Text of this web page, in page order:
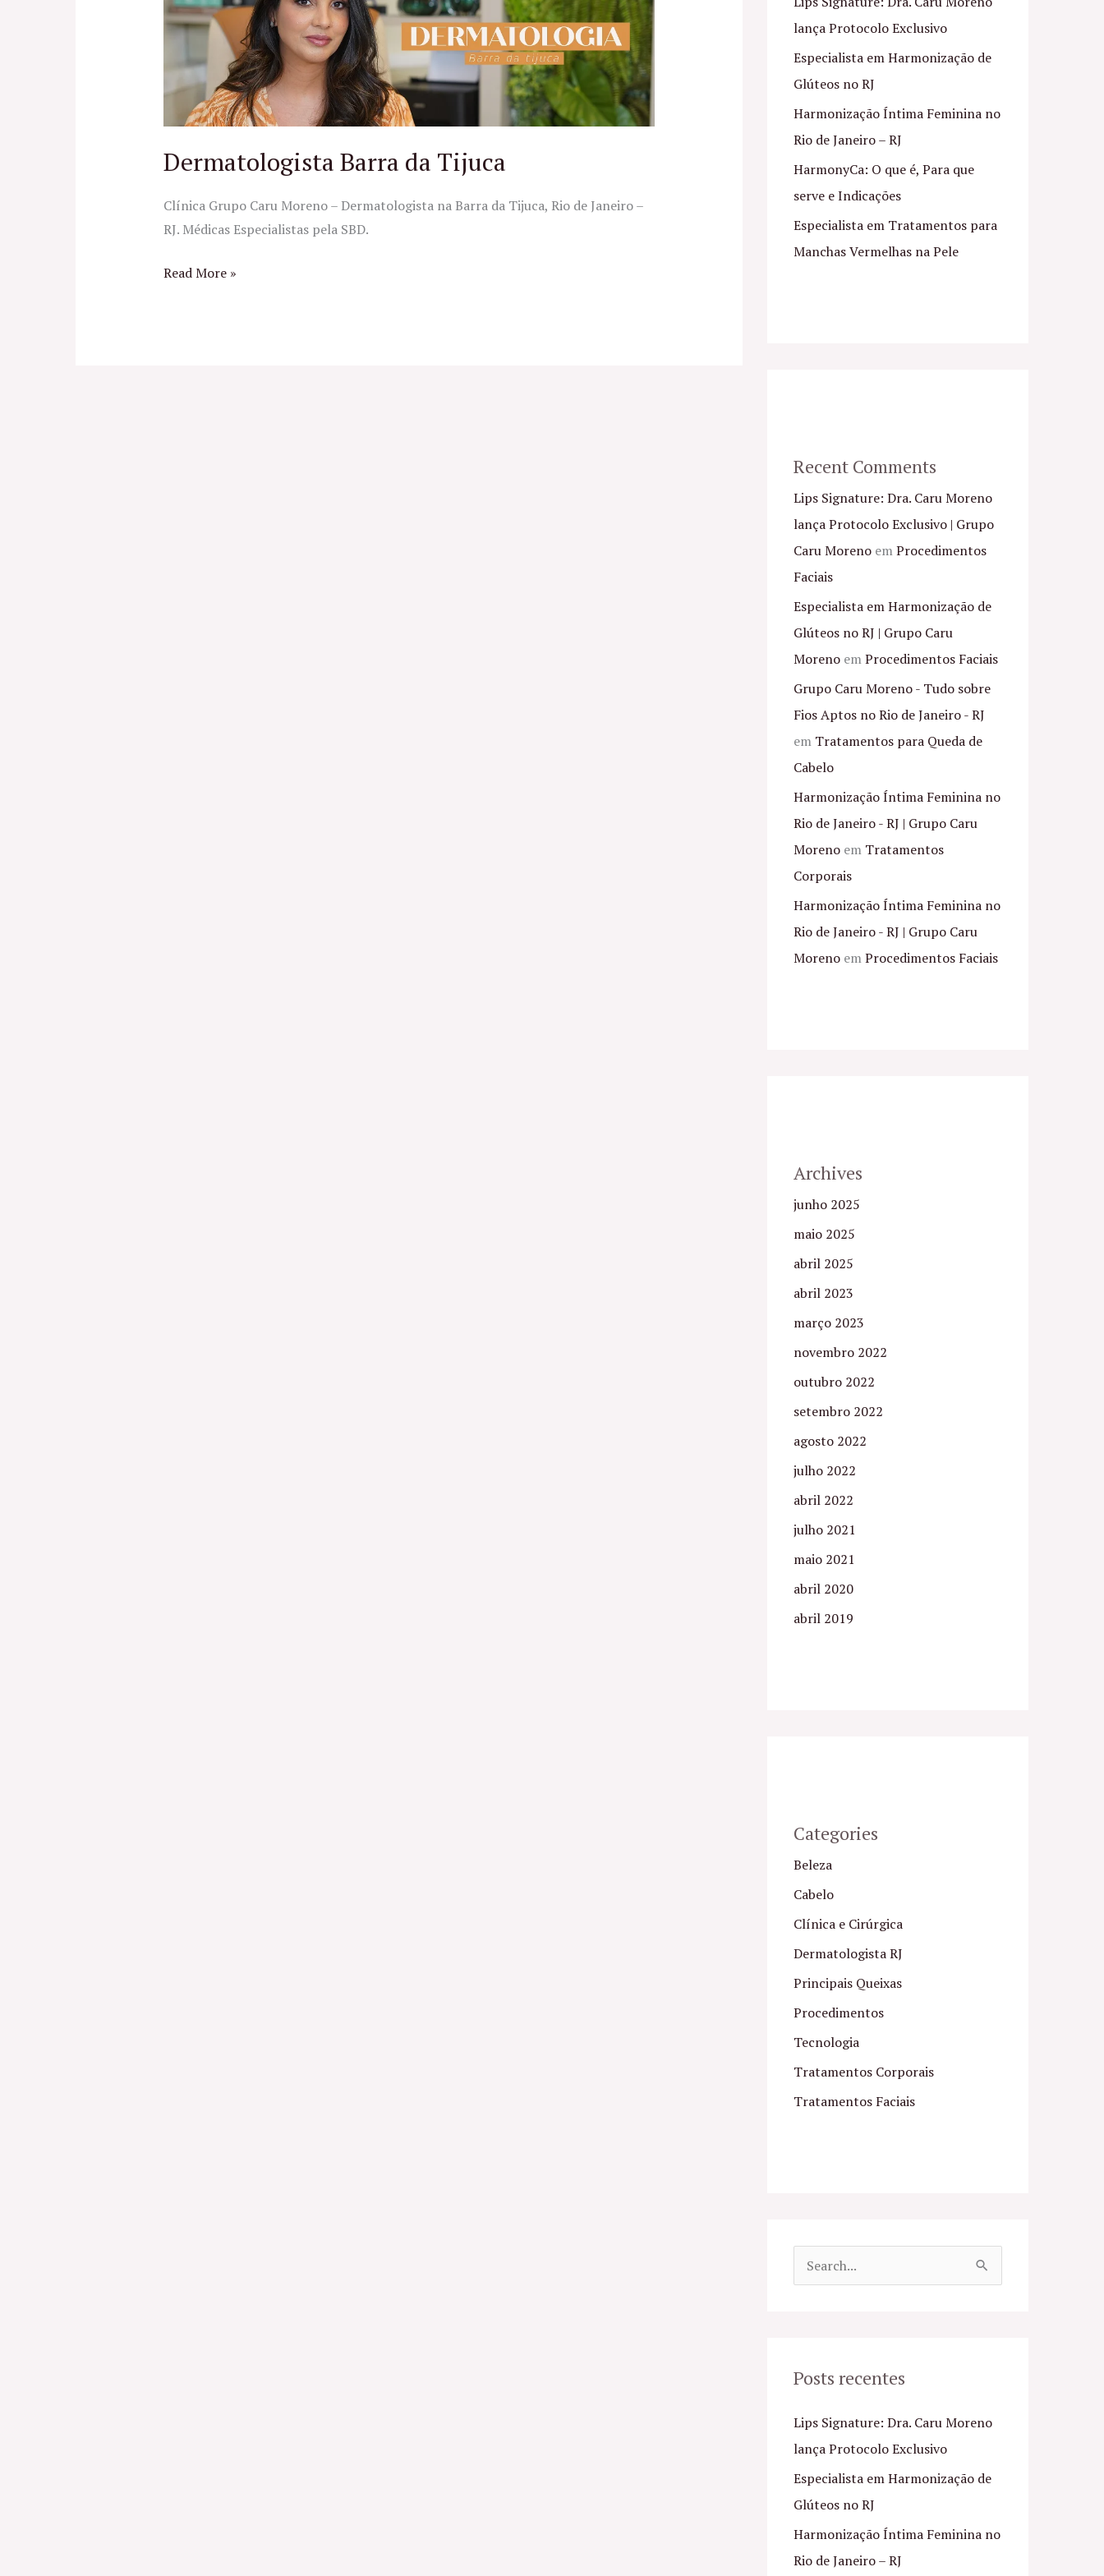
Dermatologista Barra da Tijuca
Clínica Grupo Caru Moreno – Dermatologista na Barra da Tijuca, Rio de Janeiro –
RJ. Médicas Especialistas pela SBD.
Tijuca
Read More »
lança Protocolo Exclusivo
Especialista em Harmonização de
Glúteos no RJ
Harmonização Íntima Feminina no
Rio de Janeiro – RJ
HarmonyCa: O que é, Para que
serve e Indicações
Especialista em Tratamentos para
Manchas Vermelhas na Pele
Recent Comments
Lips Signature: Dra. Caru Moreno
lança Protocolo Exclusivo | Grupo
Caru Moreno emProcedimentos
Faciais
Especialista em Harmonização de
Glúteos no RJ | Grupo Caru
Moreno emProcedimentos Faciais
Grupo Caru Moreno - Tudo sobre
Fios Aptos no Rio de Janeiro - RJ
em Tratamentos para Queda de
Cabelo
Harmonização Íntima Feminina no
Rio de Janeiro - RJ | Grupo Caru
Moreno em Tratamentos
Corporais
Harmonização Íntima Feminina no
Rio de Janeiro - RJ | Grupo Caru
Moreno emProcedimentos Faciais
Archives
junho 2025
maio 2025
abril 2025
abril 2023
março 2023
novembro 2022
outubro 2022
setembro 2022
agosto 2022
julho 2022
abril 2022
julho 2021
maio 2021
abril 2020
abril 2019
Categories
Beleza
Cabelo
Clínica e Cirúrgica
Dermatologista RJ
Principais Queixas
Procedimentos
Tecnologia
Tratamentos Corporais
Tratamentos Faciais
u
s
a
r
p
o
r
Posts recentes
Lips Signature: Dra. Caru Moreno
lança Protocolo Exclusivo
Especialista em Harmonização de
Glúteos no RJ
Harmonização Íntima Feminina no
Rio de Janeiro – RJ